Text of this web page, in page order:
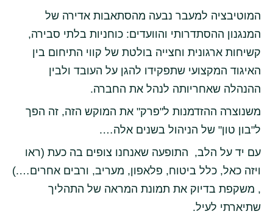
המוטיבציה למעבר נבעה מהסתאבות אדירה של
המנגנון ההסתדרותי והוועדים: כוחניות בלתי סבירה,
קשיחות ארגונית וחצייה בולטת של קווי התיחום בין
האיגוד המקצועי שתפקידו להגן על העובד ולבין
ההנהלה שאחריותה לנהל את החברה.
משנוצרה ההזדמנות ל"פרק" את המוקש הזה, זה הפך
ל"בון טון" של הניהול בשנים אלה….
עם יד על הלב, התופעה שאנחנו צופים בה כעת (ראו
ויזה כאל, כלל ביטוח, פלאפון, מעריב, ורבים אחרים….)
, משקפת בדיוק את תמונת המראה של התהליך
שתיארתי לעיל.